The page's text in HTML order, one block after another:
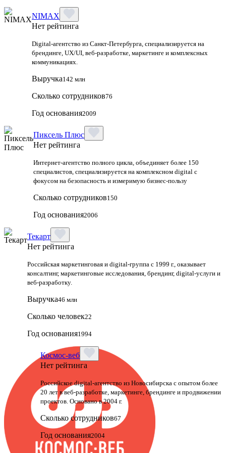
NIMAX
Нет рейтинга
Digital-агентство из Санкт-Петербурга, специализируется на
брендинге, UX/UI, веб-разработке, маркетинге и комплексных
коммуникациях.
Выручка142 млн
Сколько сотрудников76
Год основания2009
Пиксель Плюс
Нет рейтинга
Интернет-агентство полного цикла, объединяет более 150
специалистов, специализируется на комплексном digital с
фокусом на безопасность и измеримую бизнес-пользу
Сколько сотрудников150
Год основания2006
Текарт
Нет рейтинга
Российская маркетинговая и digital‑группа с 1999 г., оказывает
консалтинг, маркетинговые исследования, брендинг, digital‑услуги и
веб‑разработку.
Выручка46 млн
Сколько человек22
Год основания1994
Космос-веб
Нет рейтинга
Российское digital-агентство из Новосибирска с опытом более
20 лет в веб-разработке, маркетинге, брендинге и продвижении
проектов. Основано в 2004 г.
Сколько сотрудников67
Год основания2004